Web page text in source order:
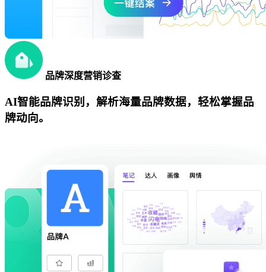
品牌深度营销诊查
AI智能品牌识别，解析海量品牌数据，轻松掌握品
牌动向。